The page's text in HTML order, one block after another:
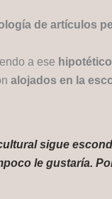
de artículos
a ese
alojados en la
sigue
le gustaría.